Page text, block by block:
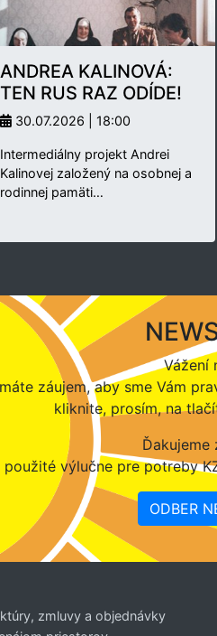
ANDREA KALINOVÁ:
TEN RUS RAZ ODÍDE!
30.07.2026 | 18:00
Intermediálny projekt Andrei
Kalinovej založený na osobnej a
rodinnej pamäti…
Vážení
záujem, aby sme Vám
kliknite, prosím, na
Ďakujeme
použité výlučne pre potreby
ODBER
zmluvy a objednávky